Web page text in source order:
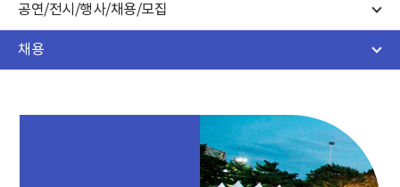
공연/전시/행사/채용/모집
채용